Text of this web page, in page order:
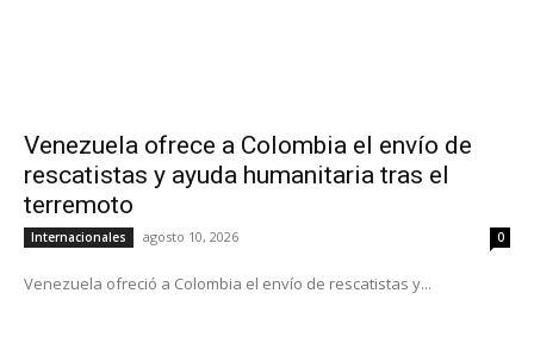
Venezuela ofrece a Colombia el envío de
rescatistas y ayuda humanitaria tras el
terremoto
Internacionales agosto 10, 2026 0
Venezuela ofreció a Colombia el envío de rescatistas y...